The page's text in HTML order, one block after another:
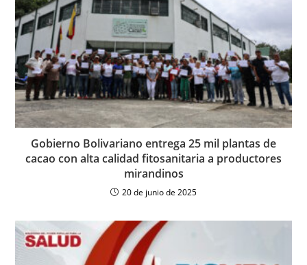
Gobierno Bolivariano entrega 25 mil plantas de
cacao con alta calidad fitosanitaria a productores
mirandinos
20 de junio de 2025